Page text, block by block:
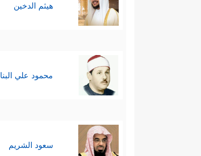
هيثم الدخين
محمود علي البنا
سعود الشريم